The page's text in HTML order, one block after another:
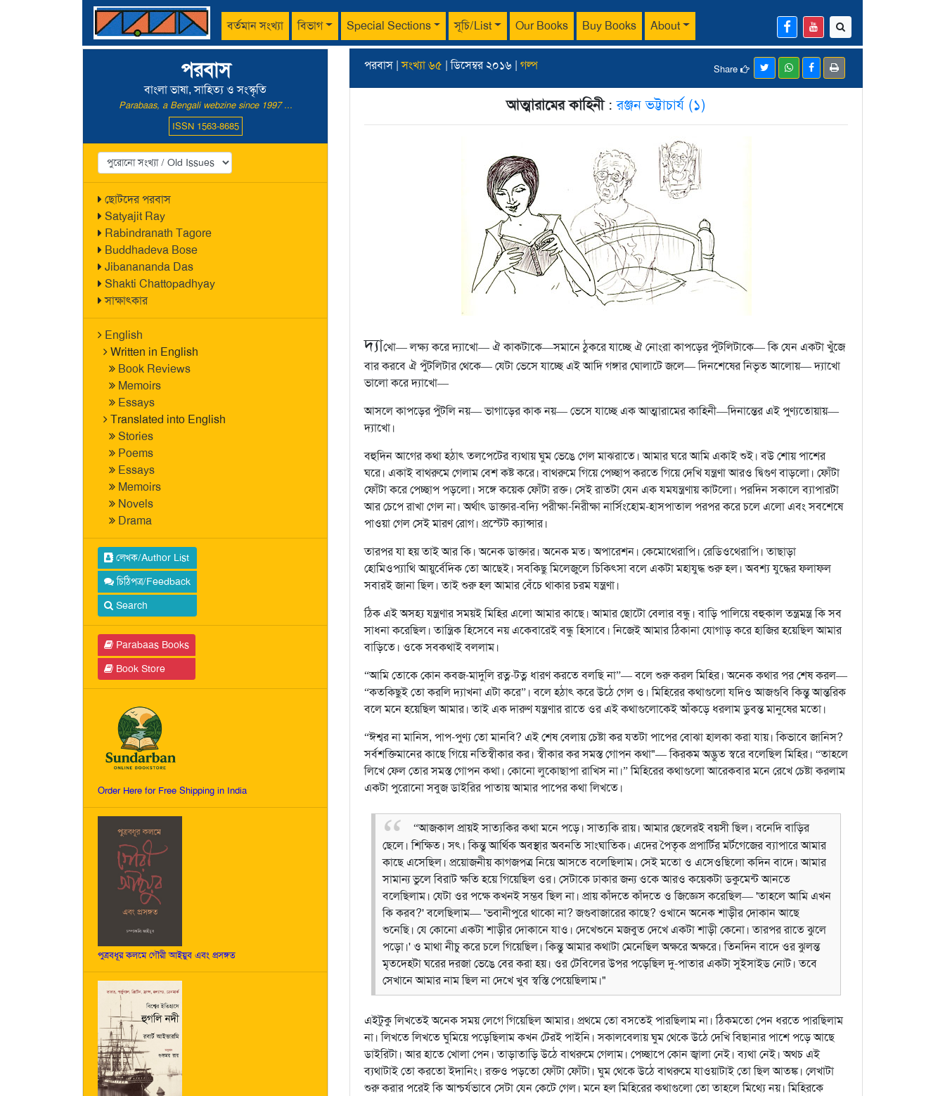
বর্তমান সংখ্যা বিভাগ Special Sections সূচি/List Our Books Buy Books About
পরবাস
বাংলা ভাষা, সাহিত্য ও সংস্কৃতি
Parabaas, a Bengali webzine since 1997 ...
ISSN 1563-8685
ছোটদের পরবাস
Satyajit Ray
Rabindranath Tagore
Buddhadeva Bose
Jibanananda Das
Shakti Chattopadhyay
সাক্ষাৎকার
English
Written in English
Book Reviews
Memoirs
Essays
Translated into English
Stories
Poems
Essays
Memoirs
Novels
Drama
লেখক/Author List
চিঠিপত্র/Feedback
Search
Parabaas Books
Book Store
Order Here for Free Shipping in India
পুত্রবধূর কলমে গৌরী আইয়ুব এবং প্রসঙ্গত
পরবাস |সংখ্যা ৬৫ | ডিসেম্বর ২০১৬ | গল্প Share
আত্মারামের কাহিনী‌:রঞ্জন ভট্টাচার্য (১)
দ্যাখো— লক্ষ্য করে দ্যাখো— ঐ কাকটাকে—সমানে ঠুকরে যাচ্ছে ঐ নোংরা কাপড়ের পুঁটলিটাকে— কি যেন একটা খুঁজে
বার করবে ঐ পুঁটলিটার থেকে— যেটা ভেসে যাচ্ছে এই আদি গঙ্গার ঘোলাটে জলে— দিনশেষের নিভৃত আলোয়— দ্যাখো
ভালো করে দ্যাখো—
আসলে কাপড়ের পুঁটলি নয়— ভাগাড়ের কাক নয়— ভেসে যাচ্ছে এক আত্মারামের কাহিনী—দিনান্তের এই পুণ্যতোয়ায়—
দ্যাখো।
বহুদিন আগের কথা হঠাৎ তলপেটের ব্যথায় ঘুম ভেঙে গেল মাঝরাতে। আমার ঘরে আমি একাই শুই। বউ শোয় পাশের
ঘরে। একাই বাথরুমে গেলাম বেশ কষ্ট করে। বাথরুমে গিয়ে পেচ্ছাপ করতে গিয়ে দেখি যন্ত্রণা আরও দ্বিগুণ বাড়লো। ফোঁটা
ফোঁটা করে পেচ্ছাপ পড়লো। সঙ্গে কয়েক ফোঁটা রক্ত। সেই রাতটা যেন এক যমযন্ত্রণায় কাটলো। পরদিন সকালে ব্যাপারটা
আর চেপে রাখা গেল না। অর্থাৎ ডাক্তার-বদ্যি পরীক্ষা-নিরীক্ষা নার্সিংহোম-হাসপাতাল পরপর করে চলে এলো এবং সবশেষে
পাওয়া গেল সেই মারণ রোগ। প্রস্টেট ক্যান্সার।
তারপর যা হয় তাই আর কি। অনেক ডাক্তার। অনেক মত। অপারেশন। কেমোথেরাপি। রেডিওথেরাপি। তাছাড়া
হোমিওপ্যাথি আয়ুর্বেদিক তো আছেই। সবকিছু মিলেজুলে চিকিৎসা বলে একটা মহাযুদ্ধ শুরু হল। অবশ্য যুদ্ধের ফলাফল
সবারই জানা ছিল। তাই শুরু হল আমার বেঁচে থাকার চরম যন্ত্রণা।
ঠিক এই অসহ্য যন্ত্রণার সময়ই মিহির এলো আমার কাছে। আমার ছোটো বেলার বন্ধু। বাড়ি পালিয়ে বহুকাল তন্ত্রমন্ত্র কি সব
সাধনা করেছিল। তান্ত্রিক হিসেবে নয় একেবারেই বন্ধু হিসাবে। নিজেই আমার ঠিকানা যোগাড় করে হাজির হয়েছিল আমার
বাড়িতে। ওকে সবকথাই বললাম।
“আমি তোকে কোন কবজ-মাদুলি রত্ন-টত্ন ধারণ করতে বলছি না”— বলে শুরু করল মিহির। অনেক কথার পর শেষ করল—
“কতকিছুই তো করলি দ্যাখনা এটা করে”। বলে হঠাৎ করে উঠে গেল ও। মিহিরের কথাগুলো যদিও আজগুবি কিন্তু আন্তরিক
বলে মনে হয়েছিল আমার। তাই এক দারুণ যন্ত্রণার রাতে ওর এই কথাগুলোকেই আঁকড়ে ধরলাম ডুবন্ত মানুষের মতো।
“ঈশ্বর না মানিস, পাপ-পুণ্য তো মানবি? এই শেষ বেলায় চেষ্টা কর যতটা পাপের বোঝা হালকা করা যায়। কিভাবে জানিস?
সর্বশক্তিমানের কাছে গিয়ে নতিস্বীকার কর। স্বীকার কর সমস্ত গোপন কথা"— কিরকম অদ্ভুত স্বরে বলেছিল মিহির। “তাহলে
লিখে ফেল তোর সমস্ত গোপন কথা। কোনো লুকোছাপা রাখিস না।” মিহিরের কথাগুলো আরেকবার মনে রেখে চেষ্টা করলাম
একটা পুরোনো সবুজ ডাইরির পাতায় আমার পাপের কথা লিখতে।
“আজকাল প্রায়ই সাত্যকির কথা মনে পড়ে। সাত্যকি রায়। আমার ছেলেরই বয়সী ছিল। বনেদি বাড়ির
ছেলে। শিক্ষিত। সৎ। কিন্তু আর্থিক অবস্থার অবনতি সাংঘাতিক। এদের পৈতৃক প্রপার্টির মর্টগেজের ব্যাপারে আমার
কাছে এসেছিল। প্রয়োজনীয় কাগজপত্র নিয়ে আসতে বলেছিলাম। সেই মতো ও এসেওছিলো কদিন বাদে। আমার
সামান্য ভুলে বিরাট ক্ষতি হয়ে গিয়েছিল ওর। সেটাকে ঢাকার জন্য ওকে আরও কয়েকটা ডকুমেন্ট আনতে
বলেছিলাম। যেটা ওর পক্ষে কখনই সম্ভব ছিল না। প্রায় কাঁদতে কাঁদতে ও জিজ্ঞেস করেছিল— 'তাহলে আমি এখন
কি করব?' বলেছিলাম— 'ভবানীপুরে থাকো না? জগুবাজারের কাছে? ওখানে অনেক শাড়ীর দোকান আছে
শুনেছি। যে কোনো একটা শাড়ীর দোকানে যাও। দেখেশুনে মজবুত দেখে একটা শাড়ী কেনো। তারপর রাতে ঝুলে
পড়ো।' ও মাথা নীচু করে চলে গিয়েছিল। কিন্তু আমার কথাটা মেনেছিল অক্ষরে অক্ষরে। তিনদিন বাদে ওর ঝুলন্ত
মৃতদেহটা ঘরের দরজা ভেঙে বের করা হয়। ওর টেবিলের উপর পড়েছিল দু-পাতার একটা সুইসাইড নোট। তবে
সেখানে আমার নাম ছিল না দেখে খুব স্বস্তি পেয়েছিলাম।"
এইটুকু লিখতেই অনেক সময় লেগে গিয়েছিল আমার। প্রথমে তো বসতেই পারছিলাম না। ঠিকমতো পেন ধরতে পারছিলাম
না। লিখতে লিখতে ঘুমিয়ে পড়েছিলাম কখন টেরই পাইনি। সকালবেলায় ঘুম থেকে উঠে দেখি বিছানার পাশে পড়ে আছে
ডাইরিটা। আর হাতে খোলা পেন। তাড়াতাড়ি উঠে বাথরুমে গেলাম। পেচ্ছাপে কোন জ্বালা নেই। ব্যথা নেই। অথচ এই
ব্যথাটাই তো করতো ইদানিং। রক্তও পড়তো ফোঁটা ফোঁটা। ঘুম থেকে উঠে বাথরুমে যাওয়াটাই তো ছিল আতঙ্ক। লেখাটা
শুরু করার পরেই কি আশ্চর্যভাবে সেটা যেন কেটে গেল। মনে হল মিহিরের কথাগুলো তো তাহলে মিথ্যে নয়। মিহিরকে